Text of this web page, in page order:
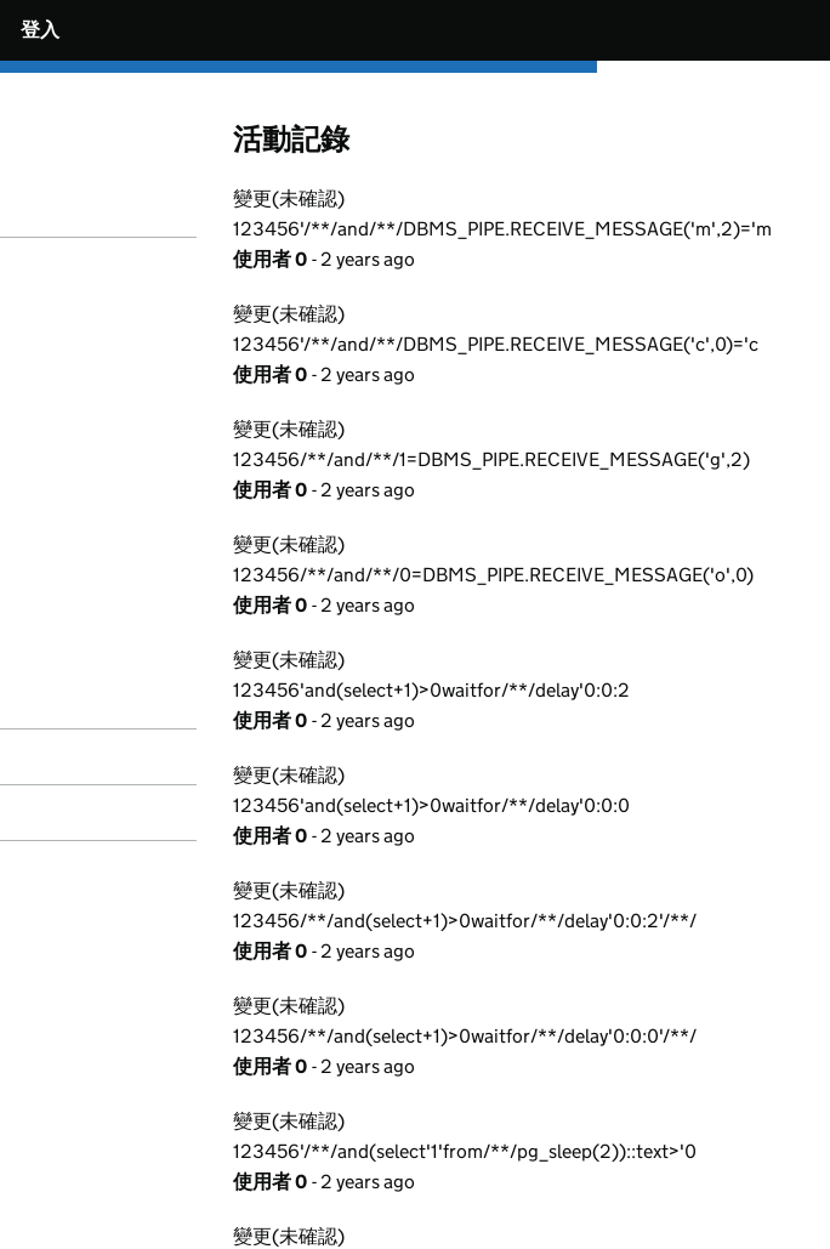
登入
活動記錄
變更(未確認)
123456'/**/and/**/DBMS_PIPE.RECEIVE_MESSAGE('m',2)='m
使用者 0 - 2 years ago
變更(未確認)
123456'/**/and/**/DBMS_PIPE.RECEIVE_MESSAGE('c',0)='c
使用者 0 - 2 years ago
變更(未確認)
123456/**/and/**/1=DBMS_PIPE.RECEIVE_MESSAGE('g',2)
使用者 0 - 2 years ago
變更(未確認)
123456/**/and/**/0=DBMS_PIPE.RECEIVE_MESSAGE('o',0)
使用者 0 - 2 years ago
變更(未確認)
123456'and(select+1)>0waitfor/**/delay'0:0:2
使用者 0 - 2 years ago
變更(未確認)
123456'and(select+1)>0waitfor/**/delay'0:0:0
使用者 0 - 2 years ago
變更(未確認)
123456/**/and(select+1)>0waitfor/**/delay'0:0:2'/**/
使用者 0 - 2 years ago
變更(未確認)
123456/**/and(select+1)>0waitfor/**/delay'0:0:0'/**/
使用者 0 - 2 years ago
變更(未確認)
123456'/**/and(select'1'from/**/pg_sleep(2))::text>'0
使用者 0 - 2 years ago
變更(未確認)